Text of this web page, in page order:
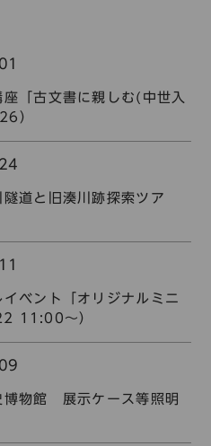
座「古文書に親しむ(中世入
）
隧道と旧湊川跡探索ツア
イベント「オリジナルミニ
11:00～）
博物館 展示ケース等照明